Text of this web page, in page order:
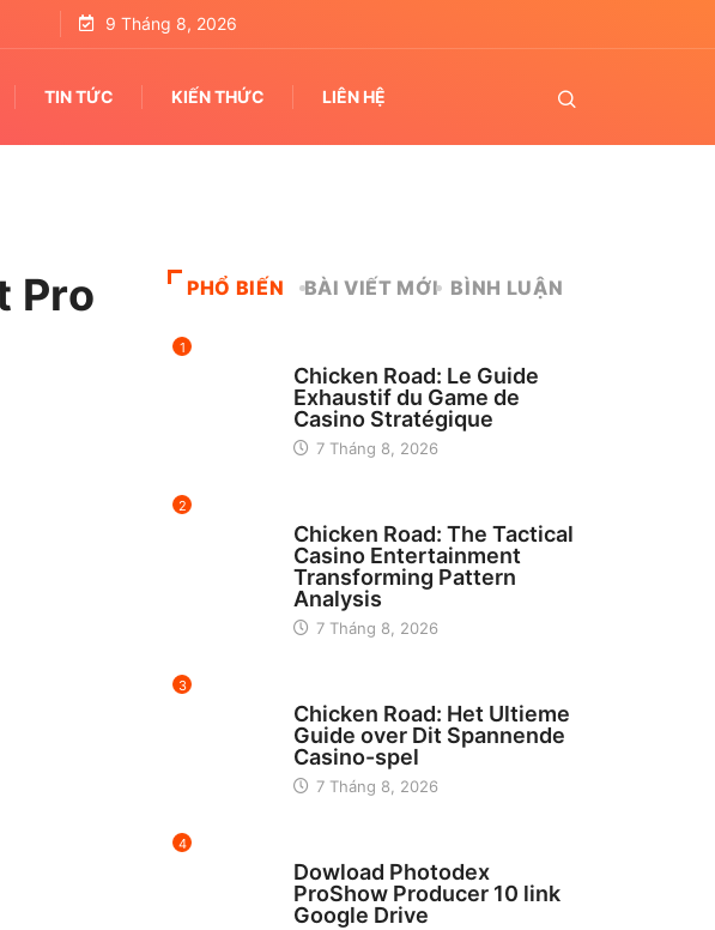
9 Tháng 8, 2026
TIN TỨC KIẾN THỨC LIÊN HỆ
Pro
PHỔ BIẾN BÀI VIẾT MỚI BÌNH LUẬN
1
Chicken Road: Le Guide
Exhaustif du Game de
Casino Stratégique
7 Tháng 8, 2026
2
Chicken Road: The Tactical
Casino Entertainment
Transforming Pattern
Analysis
7 Tháng 8, 2026
3
Chicken Road: Het Ultieme
Guide over Dit Spannende
Casino-spel
7 Tháng 8, 2026
4
Dowload Photodex
ProShow Producer 10 link
Google Drive